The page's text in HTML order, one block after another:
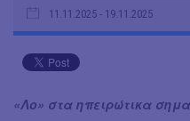
11.11.2025 - 19.11.2025
«Λο» στα ηπειρώτικα